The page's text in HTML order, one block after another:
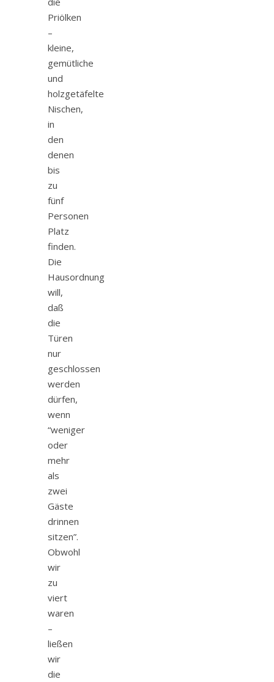
Priölken
–
kleine,
gemütliche
und
holzgetäfelte
Nischen,
in
den
denen
bis
zu
fünf
Personen
Platz
finden.
Die
Hausordnung
will,
daß
die
Türen
nur
geschlossen
werden
dürfen,
wenn
“weniger
oder
mehr
als
zwei
Gäste
drinnen
sitzen”.
Obwohl
wir
zu
viert
waren
–
ließen
wir
die